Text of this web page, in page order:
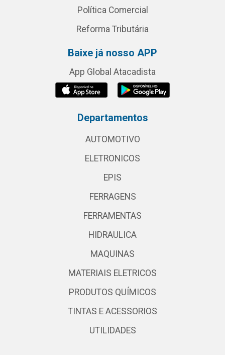
Política Comercial
Reforma Tributária
Baixe já nosso APP
App Global Atacadista
Departamentos
AUTOMOTIVO
ELETRONICOS
EPIS
FERRAGENS
FERRAMENTAS
HIDRAULICA
MAQUINAS
MATERIAIS ELETRICOS
PRODUTOS QUÍMICOS
TINTAS E ACESSORIOS
UTILIDADES